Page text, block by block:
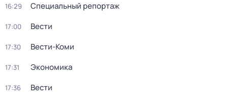
16:29 Специальный репортаж
17:00 Вести
17:30 Вести-Коми
17:31 Экономика
17:36 Вести